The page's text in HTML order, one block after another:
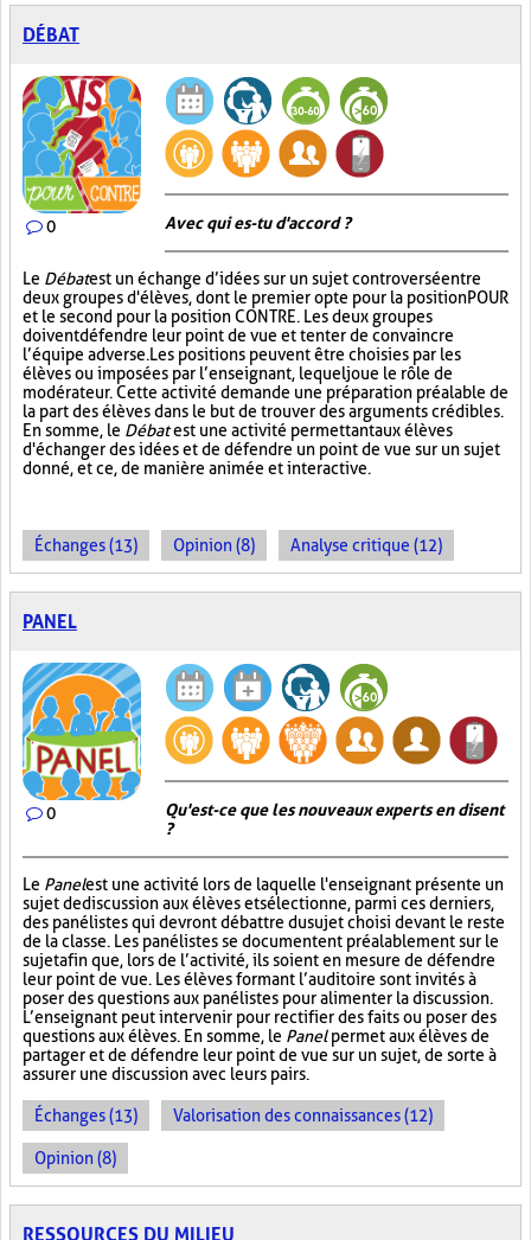
DÉBAT
0 Avec qui es-tu d'accord ?
Le Débatest un échange d’idées sur un sujet controversé entre
deux groupes d'élèves, dont le premier opte pour la position POUR
et le second pour la position CONTRE. Les deux groupes
doivent défendre leur point de vue et tenter de convaincre
l’équipe adverse. Les positions peuvent être choisies par les
élèves ou imposées par l’enseignant, lequel joue le rôle de
modérateur. Cette activité demande une préparation préalable de
la part des élèves dans le but de trouver des arguments crédibles.
En somme, le Débatest une activité permettant aux élèves
d'échanger des idées et de défendre un point de vue sur un sujet
donné, et ce, de manière animée et interactive.
Échanges (13) Opinion (8) Analyse critique (12)
PANEL
0
Qu'est-ce que les nouveaux experts en disent
?
Le Panelest une activité lors de laquelle l'enseignant présente un
sujet de discussion aux élèves et sélectionne, parmi ces derniers,
des panélistes qui devront débattre du sujet choisi devant le reste
de la classe. Les panélistes se documentent préalablement sur le
sujet afin que, lors de l’activité, ils soient en mesure de défendre
leur point de vue. Les élèves formant l’auditoire sont invités à
poser des questions aux panélistes pour alimenter la discussion.
L’enseignant peut intervenir pour rectifier des faits ou poser des
questions aux élèves. En somme, le Panelpermet aux élèves de
partager et de défendre leur point de vue sur un sujet, de sorte à
assurer une discussion avec leurs pairs.
Échanges (13) Valorisation des connaissances (12)
Opinion (8)
RESSOURCES DU MILIEU